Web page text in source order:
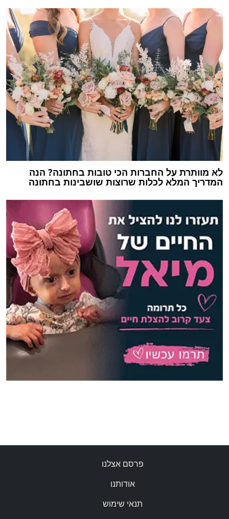
לא מוותרת על החברות הכי טובות בחתונה? הנה
המדריך המלא לכלות שרוצות שושבינות בחתונה
פרסם אצלנו
אודותנו
תנאי שימוש